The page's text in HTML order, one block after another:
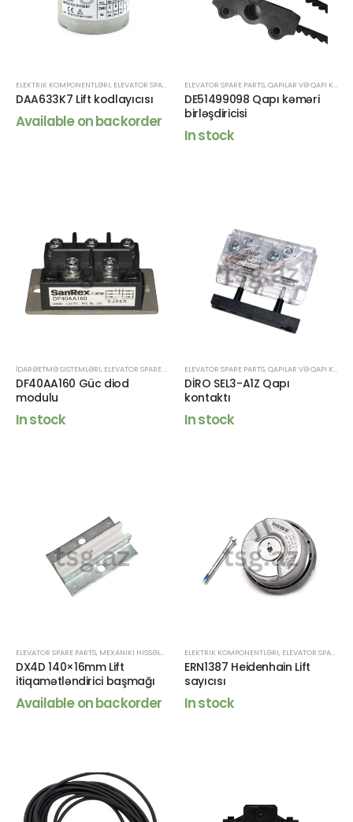
ELEKTRIK KOMPONENTLƏRI, ELEVATOR SPARE PARTS
DAA633K7 Lift kodlayıcısı
Available on backorder
ELEVATOR SPARE PARTS,QAPILAR VƏ QAPI KOMPONENTLƏRI
DE51499098 Qapı kəməri
birləşdiricisi
In stock
İDARƏETMƏ SISTEMLƏRI, ELEVATOR SPARE PARTS
DF40AA160 Güc diod
modulu
In stock
ELEVATOR SPARE PARTS,QAPILAR VƏ QAPI KOMPONENTLƏRI
DİRO SEL3-A1Z Qapı
kontaktı
In stock
ELEVATOR SPARE PARTS, MEXANIKI HISSƏLƏR
DX4D 140×16mm Lift
itiqamətləndirici başmağı
Available on backorder
ELEKTRIK KOMPONENTLƏRI, ELEVATOR SPARE PARTS
ERN1387 Heidenhain Lift
sayıcısı
In stock